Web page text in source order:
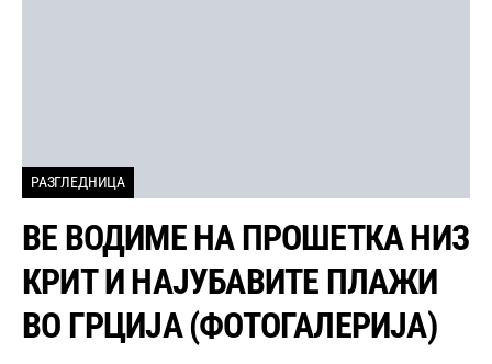
РАЗГЛЕДНИЦА
ВЕ ВОДИМЕ НА ПРОШЕТКА НИЗ
КРИТ И НАЈУБАВИТЕ ПЛАЖИ
ВО ГРЦИЈА (ФОТОГАЛЕРИЈА)